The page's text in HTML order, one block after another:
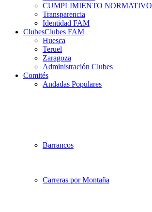
CUMPLIMIENTO NORMATIVO
Transparencia
Identidad FAM
ClubesClubes FAM
Huesca
Teruel
Zaragoza
Administración Clubes
Comités
Andadas Populares
Barrancos
Carreras por Montaña